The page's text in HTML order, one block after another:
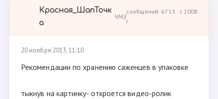
Красная_ШапТочк
а
ЧМЗ
сообщений: 6713 · с 2008
г.
20 ноября 2013, 11:10
Рекомендации по хранению саженцев в упаковке
тыкнув на картинку- откроется видео-ролик